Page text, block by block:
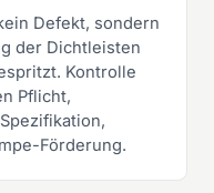
Defekt, sondern
der Dichtleisten
Kontrolle
Pflicht,
Förderung.